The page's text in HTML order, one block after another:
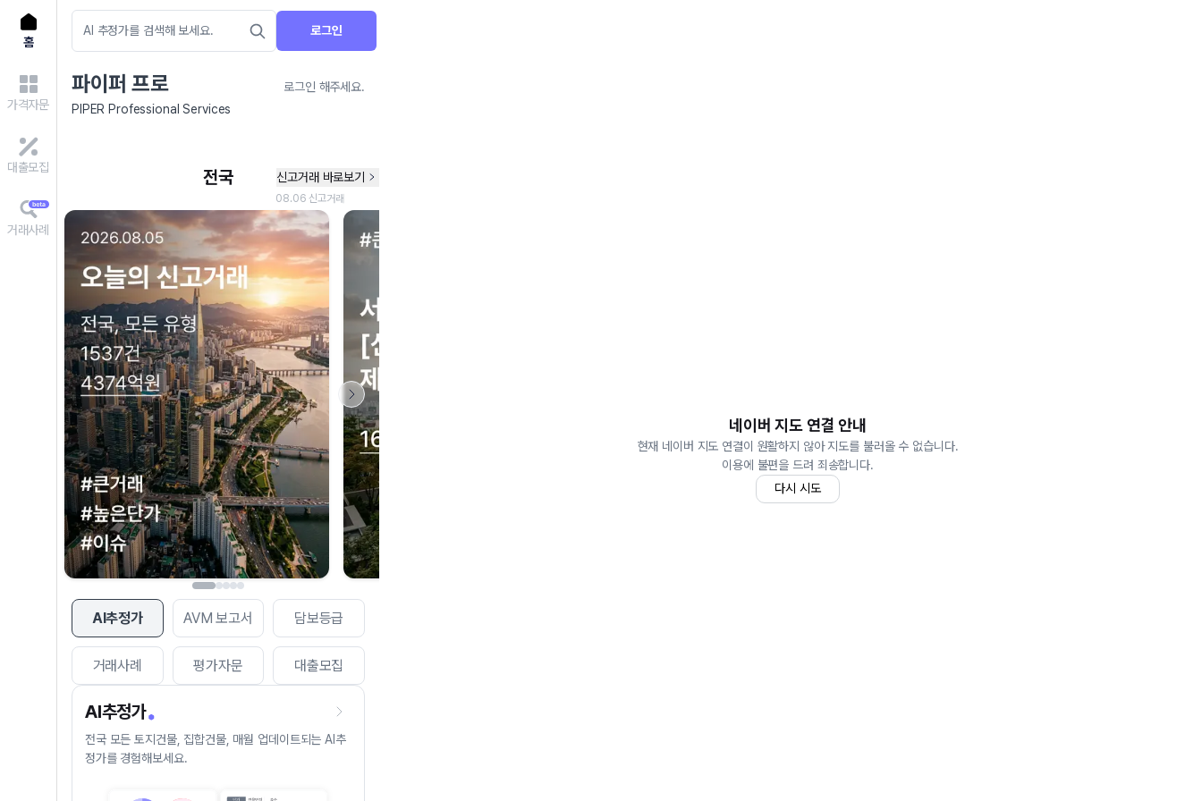
홈
가격자문
대출모집
거래사례
로그인
파이퍼 프로
로그인 해주세요.
PIPER Professional Services
AI추정가 AVM 보고서 담보등급
거래사례 평가자문 대출모집
AI추정가
전국 모든 토지건물, 집합건물, 매월 업데이트되는 AI추
정가를 경험해보세요.
네이버 지도 연결 안내
현재 네이버 지도 연결이 원활하지 않아 지도를 불러올 수 없습니다.
이용에 불편을 드려 죄송합니다.
다시 시도